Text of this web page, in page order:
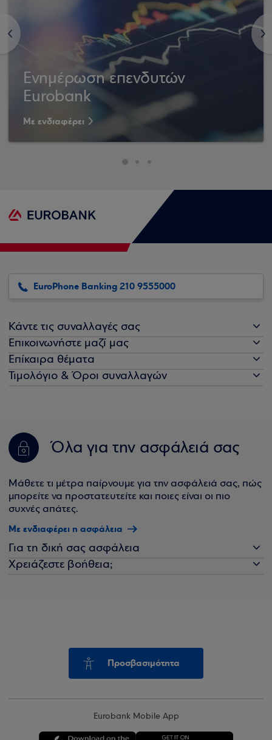
<
Ενημέρωση επενδυτών
Eurobank
Με ενδιαφέρει
>
EuroPhone Banking 210 9555000
Κάντε τις συναλλαγές σας
Επικοινωνήστε μαζί μας
Επίκαιρα θέματα
Τιμολόγιο & Όροι συναλλαγών
Όλα για την ασφάλειά σας
Μάθετε τι μέτρα παίρνουμε για την ασφάλειά σας, πώς
μπορείτε να προστατευτείτε και ποιες είναι οι πιο
συχνές απάτες.
Με ενδιαφέρει η ασφάλεια
Για τη δική σας ασφάλεια
Χρειάζεστε βοήθεια;
Προσβασιμότητα
Eurobank Mobile App